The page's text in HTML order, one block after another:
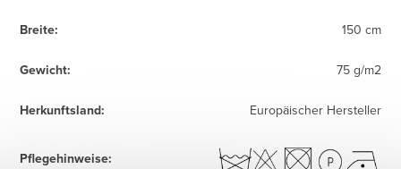
Breite: 150 cm
Gewicht: 75 g/m2
Herkunftsland: Europäischer Hersteller
Pflegehinweise: